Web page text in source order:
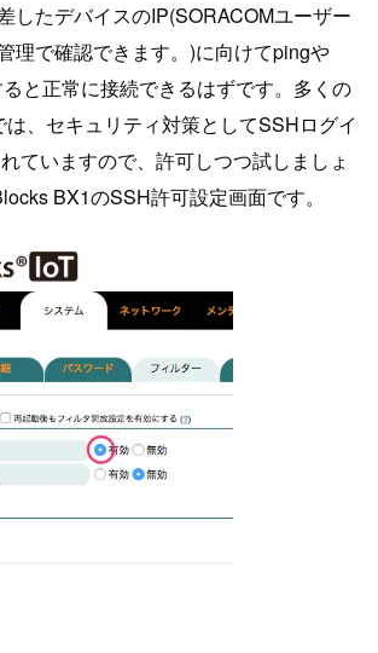
したデバイスのIP(SORACOMユーザー
理で確認できます。)に向けてpingや
と正常に接続できるはずです。多くの
は、セキュリティ対策としてSSHログイ
ていますので、許可しつつ試しましょ
BX1のSSH許可設定画面です。